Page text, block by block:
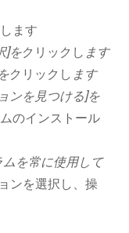
ます
]をクリックし ます
クリックし ます
ンを見つける]を
のインストール
ムを常に使用して
ンを選択し、操